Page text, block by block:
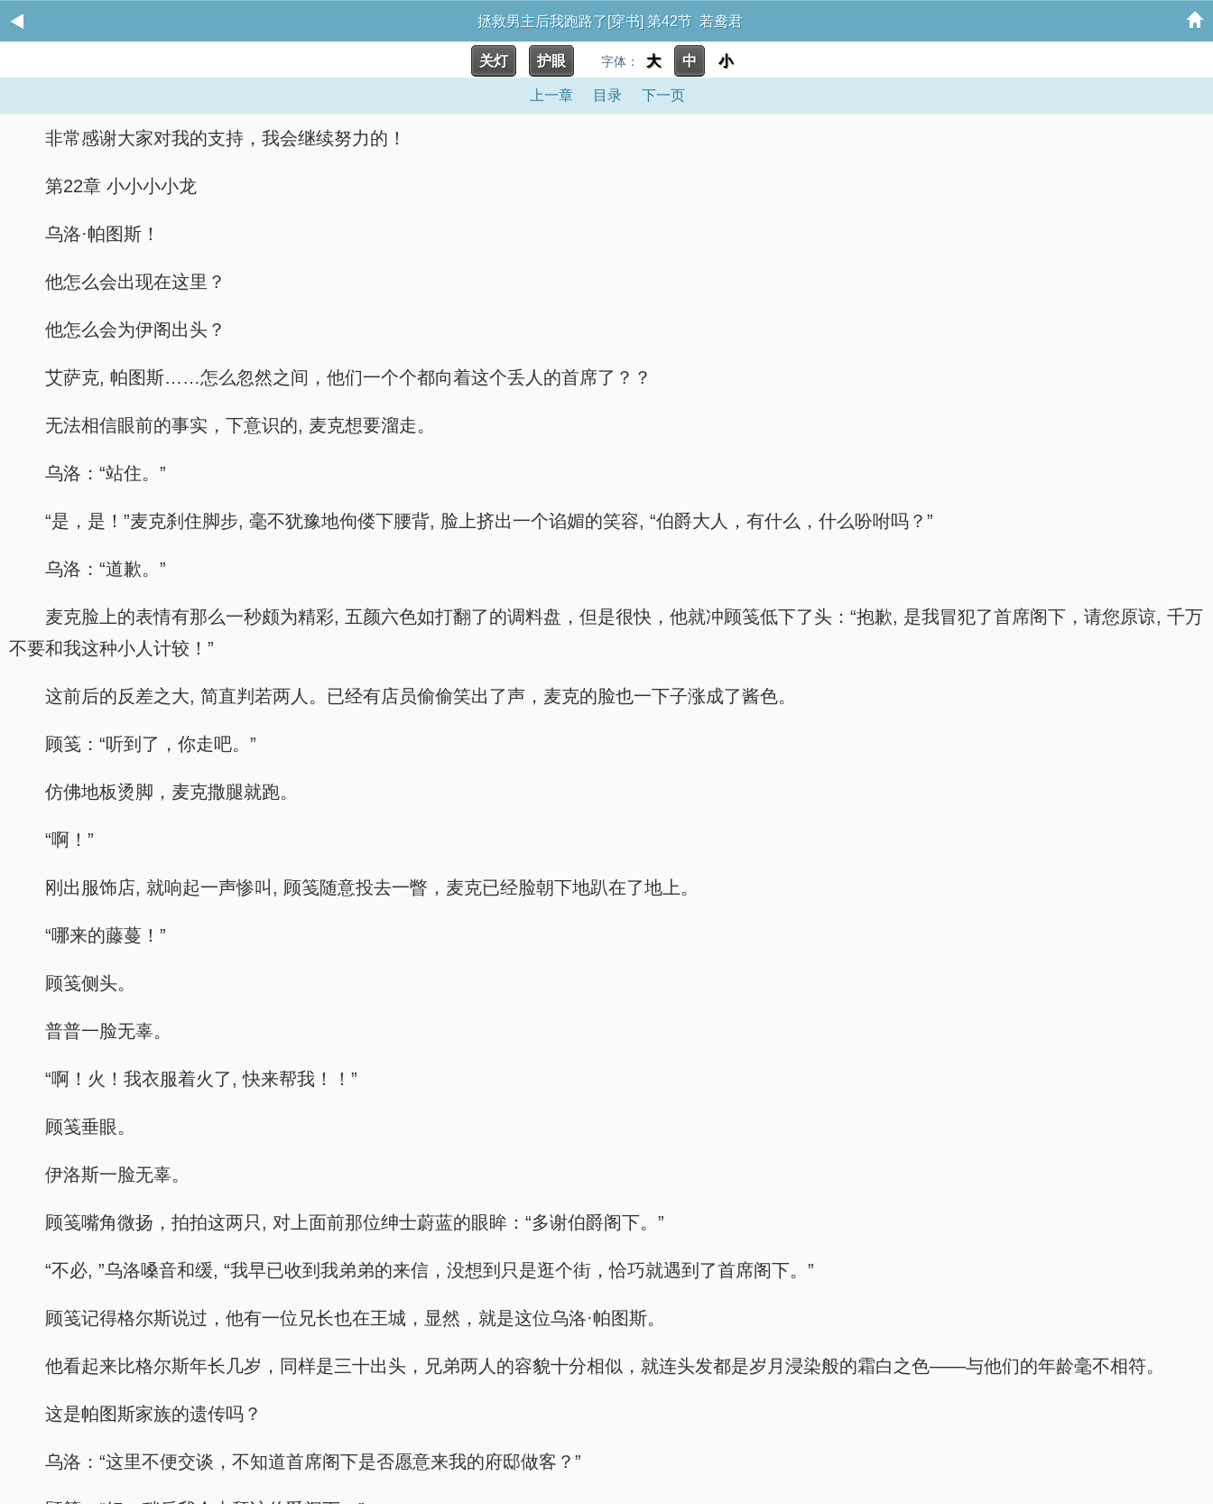
拯救男主后我跑路了[穿书] 第42节 若鸯君
关灯 护眼 字体： 大 中 小
上一章 目录 下一页
非常感谢大家对我的支持，我会继续努力的！
第22章 小小小小龙
乌洛·帕图斯！
他怎么会出现在这里？
他怎么会为伊阁出头？
艾萨克, 帕图斯……怎么忽然之间，他们一个个都向着这个丢人的首席了？？
无法相信眼前的事实，下意识的, 麦克想要溜走。
乌洛：“站住。”
“是，是！”麦克刹住脚步, 毫不犹豫地佝偻下腰背, 脸上挤出一个谄媚的笑容, “伯爵大人，有什么，什么吩咐吗？”
乌洛：“道歉。”
麦克脸上的表情有那么一秒颇为精彩, 五颜六色如打翻了的调料盘，但是很快，他就冲顾笺低下了头：“抱歉, 是我冒犯了首席阁下，请您原谅, 千万
不要和我这种小人计较！”
这前后的反差之大, 简直判若两人。已经有店员偷偷笑出了声，麦克的脸也一下子涨成了酱色。
顾笺：“听到了，你走吧。”
仿佛地板烫脚，麦克撒腿就跑。
“啊！”
刚出服饰店, 就响起一声惨叫, 顾笺随意投去一瞥，麦克已经脸朝下地趴在了地上。
“哪来的藤蔓！”
顾笺侧头。
普普一脸无辜。
“啊！火！我衣服着火了, 快来帮我！！”
顾笺垂眼。
伊洛斯一脸无辜。
顾笺嘴角微扬，拍拍这两只, 对上面前那位绅士蔚蓝的眼眸：“多谢伯爵阁下。”
“不必, ”乌洛嗓音和缓, “我早已收到我弟弟的来信，没想到只是逛个街，恰巧就遇到了首席阁下。”
顾笺记得格尔斯说过，他有一位兄长也在王城，显然，就是这位乌洛·帕图斯。
他看起来比格尔斯年长几岁，同样是三十出头，兄弟两人的容貌十分相似，就连头发都是岁月浸染般的霜白之色——与他们的年龄毫不相符。
这是帕图斯家族的遗传吗？
乌洛：“这里不便交谈，不知道首席阁下是否愿意来我的府邸做客？”